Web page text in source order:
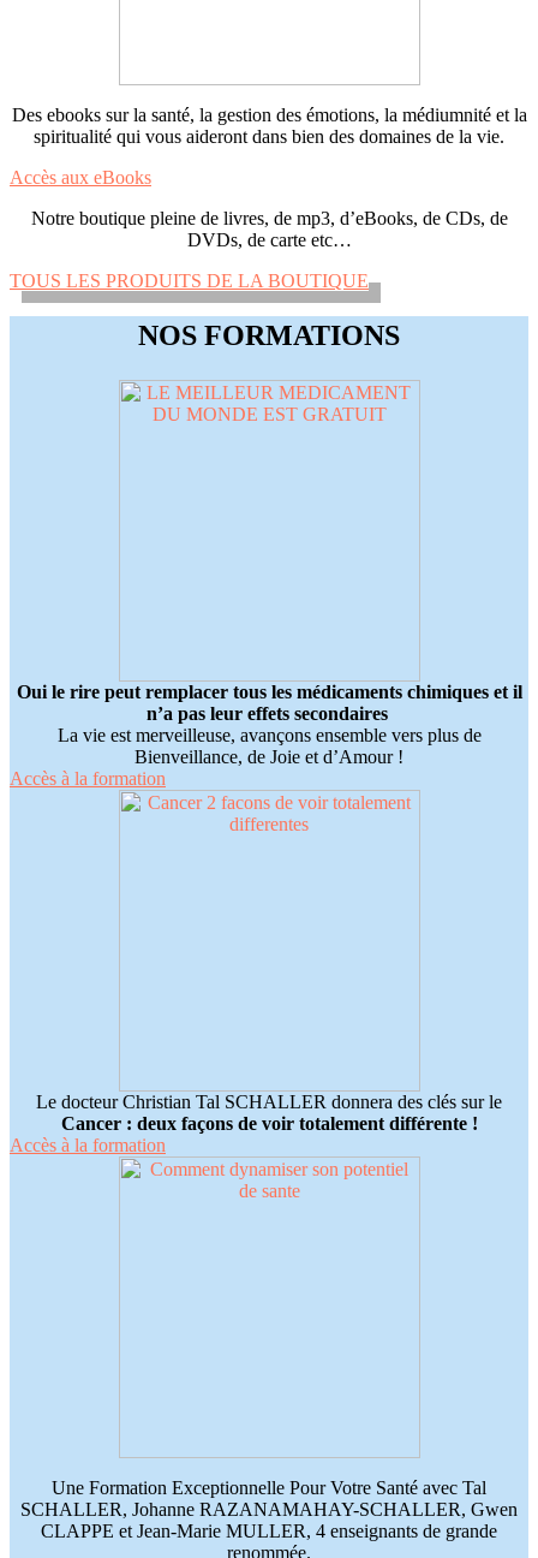
Des ebooks sur la santé, la gestion des émotions, la médiumnité et la
spiritualité qui vous aideront dans bien des domaines de la vie.
Accès aux eBooks
Notre boutique pleine de livres, de mp3, d’eBooks, de CDs, de
DVDs, de carte etc…
TOUS LES PRODUITS DE LA BOUTIQUE
NOS FORMATIONS
Oui le rire peut remplacer tous les médicaments chimiques et il
n’a pas leur effets secondaires
La vie est merveilleuse, avançons ensemble vers plus de
Bienveillance, de Joie et d’Amour !
Accès à la formation
Le docteur Christian Tal SCHALLER donnera des clés sur le
Cancer : deux façons de voir totalement différente !
Accès à la formation
Une Formation Exceptionnelle Pour Votre Santé avec Tal
SCHALLER, Johanne RAZANAMAHAY-SCHALLER, Gwen
CLAPPE et Jean-Marie MULLER, 4 enseignants de grande
renommée.